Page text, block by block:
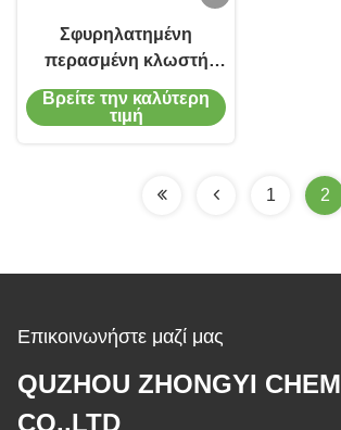
Σφυρηλατημένη
περασμένη κλωστή
χάλυβας βαλβίδα
σφαιρών βαλβίδων
Βρείτε την καλύτερη
τιμή
1 2
Επικοινωνήστε μαζί μας
QUZHOU ZHONGYI
CO.,LTD